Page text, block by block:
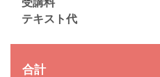
テキスト代
合計